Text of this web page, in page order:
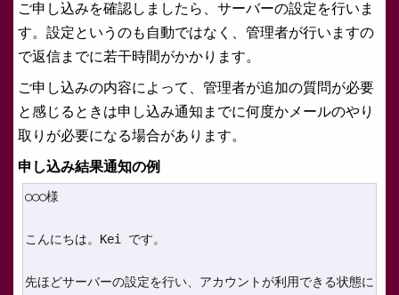
ご申し込みを確認しましたら、サーバーの設定を行いま
す。設定というのも自動ではなく、管理者が行いますの
で返信までに若干時間がかかります。
ご申し込みの内容によって、管理者が追加の質問が必要
と感じるときは申し込み通知までに何度かメールのやり
取りが必要になる場合があります。
申し込み結果通知の例
○○○様
こんにちは。Kei です。
先ほどサーバーの設定を行い、アカウントが利用できる状態に